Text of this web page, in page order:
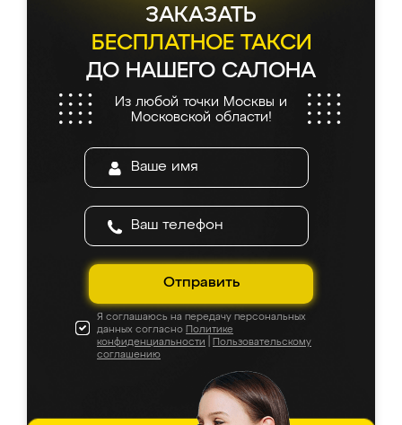
ЗАКАЗАТЬ
БЕСПЛАТНОЕ ТАКСИ
ДО НАШЕГО САЛОНА
Из любой точки Москвы и
Московской области!
Отправить
Я соглашаюсь на передачу персональных
данных согласно Политике
конфиденциальности
Пользовательскому
соглашению